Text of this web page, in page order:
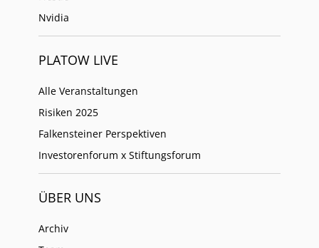
Nvidia
PLATOW LIVE
Alle Veranstaltungen
Risiken 2025
Falkensteiner Perspektiven
Investorenforum x Stiftungsforum
ÜBER UNS
Archiv